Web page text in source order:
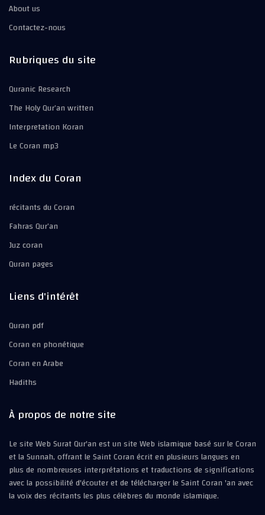
About us
Contactez-nous
Rubriques du site
Quranic Research
The Holy Qur’an written
Interpretation Koran
Le Coran mp3
Index du Coran
récitants du Coran
Fahras Qur’an
Juz coran
Quran pages
Liens d'intérêt
Quran pdf
Coran en phonétique
Coran en Arabe
Hadiths
À propos de notre site
Le site Web Surat Qur'an est un site Web islamique basé sur le Coran
et la Sunnah, offrant le Saint Coran écrit en plusieurs langues en
plus de nombreuses interprétations et traductions de significations
avec la possibilité d'écouter et de télécharger le Saint Coran 'an avec
la voix des récitants les plus célèbres du monde islamique.